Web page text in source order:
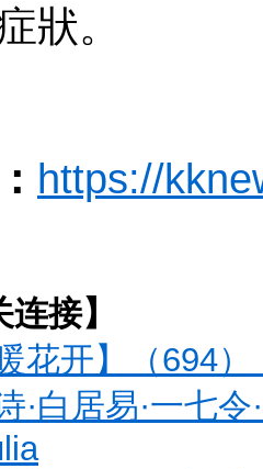
狀。
https://
连接】
暖花开】（694
·白居易·一七